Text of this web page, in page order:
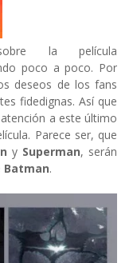
la película
poco a poco. Por
deseos de los fans
fidedignas. Así que
a este último
Parece ser, que
y Superman, serán
Batman.